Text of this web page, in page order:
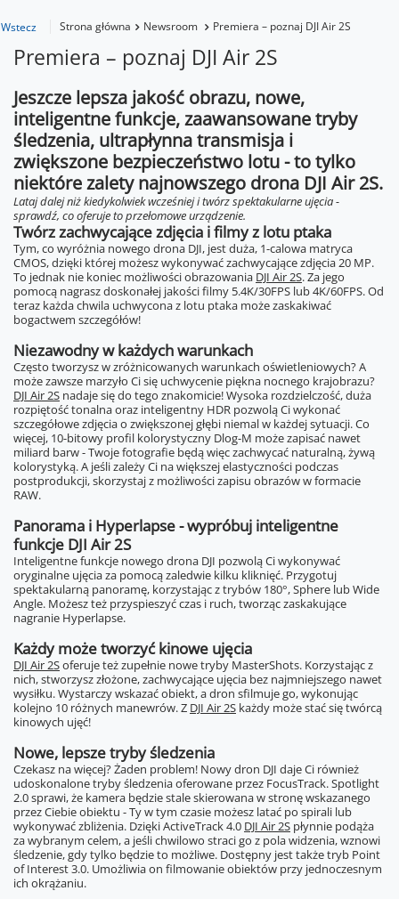
Wstecz Strona główna Newsroom Premiera – poznaj DJI Air 2S
Premiera – poznaj DJI Air 2S
Jeszcze lepsza jakość obrazu, nowe,
inteligentne funkcje, zaawansowane tryby
śledzenia, ultrapłynna transmisja i
zwiększone bezpieczeństwo lotu - to tylko
niektóre zalety najnowszego drona DJI Air 2S.
Lataj dalej niż kiedykolwiek wcześniej i twórz spektakularne ujęcia -
sprawdź, co oferuje to przełomowe urządzenie.
Twórz zachwycające zdjęcia i filmy z lotu ptaka
Tym, co wyróżnia nowego drona DJI, jest duża, 1-calowa matryca
CMOS, dzięki której możesz wykonywać zachwycające zdjęcia 20 MP.
To jednak nie koniec możliwości obrazowania DJI Air 2S. Za jego
pomocą nagrasz doskonałej jakości filmy 5.4K/30FPS lub 4K/60FPS. Od
teraz każda chwila uchwycona z lotu ptaka może zaskakiwać
bogactwem szczegółów!
Niezawodny w każdych warunkach
Często tworzysz w zróżnicowanych warunkach oświetleniowych? A
może zawsze marzyło Ci się uchwycenie piękna nocnego krajobrazu?
DJI Air 2S nadaje się do tego znakomicie! Wysoka rozdzielczość, duża
rozpiętość tonalna oraz inteligentny HDR pozwolą Ci wykonać
szczegółowe zdjęcia o zwiększonej głębi niemal w każdej sytuacji. Co
więcej, 10-bitowy profil kolorystyczny Dlog-M może zapisać nawet
miliard barw - Twoje fotografie będą więc zachwycać naturalną, żywą
kolorystyką. A jeśli zależy Ci na większej elastyczności podczas
postprodukcji, skorzystaj z możliwości zapisu obrazów w formacie
RAW.
Panorama i Hyperlapse - wypróbuj inteligentne
funkcje DJI Air 2S
Inteligentne funkcje nowego drona DJI pozwolą Ci wykonywać
oryginalne ujęcia za pomocą zaledwie kilku kliknięć. Przygotuj
spektakularną panoramę, korzystając z trybów 180°, Sphere lub Wide
Angle. Możesz też przyspieszyć czas i ruch, tworząc zaskakujące
nagranie Hyperlapse.
Każdy może tworzyć kinowe ujęcia
DJI Air 2Soferuje też zupełnie nowe tryby MasterShots. Korzystając z
nich, stworzysz złożone, zachwycające ujęcia bez najmniejszego nawet
wysiłku. Wystarczy wskazać obiekt, a dron sfilmuje go, wykonując
kolejno 10 różnych manewrów. Z DJI Air 2S każdy może stać się twórcą
kinowych ujęć!
Nowe, lepsze tryby śledzenia
Czekasz na więcej? Żaden problem! Nowy dron DJI daje Ci również
udoskonalone tryby śledzenia oferowane przez FocusTrack. Spotlight
2.0 sprawi, że kamera będzie stale skierowana w stronę wskazanego
przez Ciebie obiektu - Ty w tym czasie możesz latać po spirali lub
wykonywać zbliżenia. Dzięki ActiveTrack 4.0 DJI Air 2S płynnie podąża
za wybranym celem, a jeśli chwilowo straci go z pola widzenia, wznowi
śledzenie, gdy tylko będzie to możliwe. Dostępny jest także tryb Point
of Interest 3.0. Umożliwia on filmowanie obiektów przy jednoczesnym
ich okrążaniu.